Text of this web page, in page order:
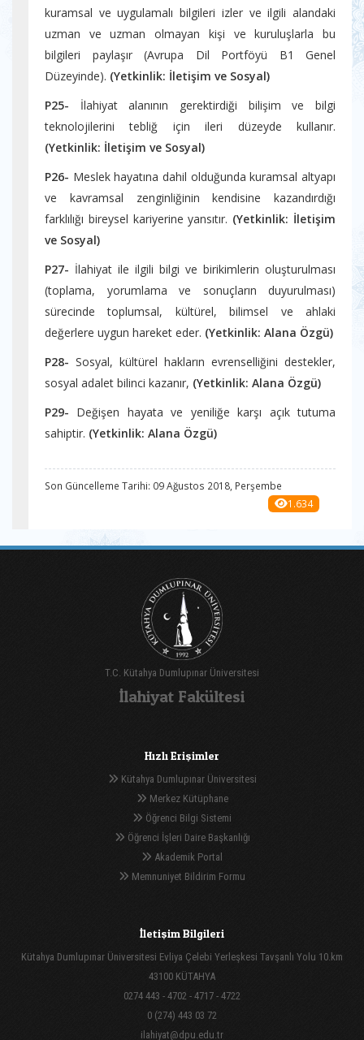
kuramsal ve uygulamalı bilgileri izler ve ilgili alandaki
uzman ve uzman olmayan kişi ve kuruluşlarla bu
bilgileri paylaşır (Avrupa Dil Portföyü B1 Genel
Düzeyinde). (Yetkinlik: İletişim ve Sosyal)
P25- İlahiyat alanının gerektirdiği bilişim ve bilgi
teknolojilerini tebliğ için ileri düzeyde kullanır.
(Yetkinlik: İletişim ve Sosyal)
P26- Meslek hayatına dahil olduğunda kuramsal altyapı
ve kavramsal zenginliğinin kendisine kazandırdığı
farklılığı bireysel kariyerine yansıtır. (Yetkinlik: İletişim
ve Sosyal)
P27- İlahiyat ile ilgili bilgi ve birikimlerin oluşturulması
(toplama, yorumlama ve sonuçların duyurulması)
sürecinde toplumsal, kültürel, bilimsel ve ahlaki
değerlere uygun hareket eder. (Yetkinlik: Alana Özgü)
P28- Sosyal, kültürel hakların evrenselliğini destekler,
sosyal adalet bilinci kazanır, (Yetkinlik: Alana Özgü)
P29- Değişen hayata ve yeniliğe karşı açık tutuma
sahiptir. (Yetkinlik: Alana Özgü)
Son Güncelleme Tarihi: 09 Ağustos 2018, Perşembe
1.634
T.C. Kütahya Dumlupınar Üniversitesi
İlahiyat Fakültesi
Hızlı Erişimler
Kütahya Dumlupınar Üniversitesi
Merkez Kütüphane
Öğrenci Bilgi Sistemi
Öğrenci İşleri Daire Başkanlığı
Akademik Portal
Memnuniyet Bildirim Formu
İletişim Bilgileri
Kütahya Dumlupınar Üniversitesi Evliya Çelebi Yerleşkesi Tavşanlı Yolu 10.km
43100 KÜTAHYA
0274 443 - 4702 - 4717 - 4722
0 (274) 443 03 72
ilahiyat@dpu.edu.tr